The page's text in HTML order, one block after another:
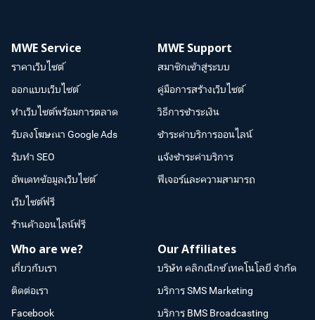
MWE Service
ราคาเว็บไซต์
ออกแบบเว็บไซต์
ทำเว็บไซต์พร้อมการตลาด
รับลงโฆษณา Google Ads
รับทำ SEO
อัพเดทข้อมูลเว็บไซต์
เว็บไซต์ฟรี
ร้านค้าออนไลน์ฟรี
MWE Support
สมาชิกเข้าสู่ระบบ
คู่มือการสร้างเว็บไซต์
วิธีการชำระเงิน
ชำระค่าบริการออนไลน์
แจ้งชำระค่าบริการ
ฟีเจอร์และความสามารถ
Who are we?
เกี่ยวกับเรา
ติดต่อเรา
Facebook
Our Affiliates
บริษัท คลิกเน็กซ์ เทคโนโลยี จำกัด
บริการ SMS Marketing
บริการ BMS Broadcasting